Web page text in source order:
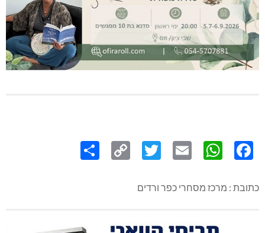
Link
כתובת : מרכז מסחרי כפר ורדים